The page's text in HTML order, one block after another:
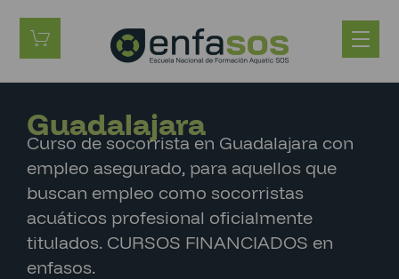
Guadalajara
Curso de socorrista en Guadalajara con
empleo asegurado, para aquellos que
buscan empleo como socorristas
acuáticos profesional oficialmente
titulados. CURSOS FINANCIADOS en
enfasos.